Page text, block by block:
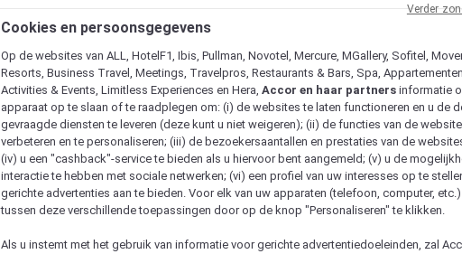
Cookies en persoonsgegevens
Op de websites van ALL, HotelF1, Ibis, Pullman, Novotel, Mercure, MGallery, Sofitel,
Resorts, Business Travel, Meetings, Travelpros, Restaurants & Bars, Spa,
Activities & Events, Limitless Experiences en Hera, Accor en haar partners informatie
apparaat op te slaan of te raadplegen om: (i) de websites te laten functioneren en u de
gevraagde diensten te leveren (deze kunt u niet weigeren); (ii) de functies van de
verbeteren en te personaliseren; (iii) de bezoekersaantallen en prestaties van de
(iv) u een "cashback"-service te bieden als u hiervoor bent aangemeld; (v) u de
interactie te hebben met sociale netwerken; (vi) een profiel van uw interesses op te
gerichte advertenties aan te bieden. Voor elk van uw apparaten (telefoon, computer,
tussen deze verschillende toepassingen door op de knop "Personaliseren" te klikken.
Als u instemt met het gebruik van informatie voor gerichte advertentiedoeleinden, zal
Verder